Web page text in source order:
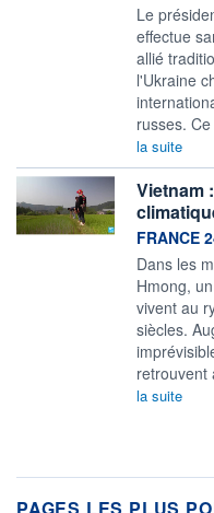
Le
effectue
allié
l'Ukraine
russes.
la suite
Vietnam
FRANCE
Dans les
Hmong,
vivent au
siècles.
retrouvent
la suite
PAGES LES PLUS